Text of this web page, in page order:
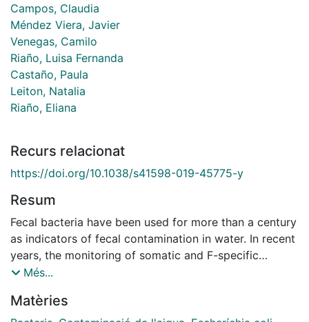
Campos, Claudia
Méndez Viera, Javier
Venegas, Camilo
Riaño, Luisa Fernanda
Castaño, Paula
Leiton, Natalia
Riaño, Eliana
Recurs relacionat
https://doi.org/10.1038/s41598-019-45775-y
Resum
Fecal bacteria have been used for more than a century
as indicators of fecal contamination in water. In recent
years, the monitoring of somatic and F-specific
coliphages has been gradually included in guidelines
reinforce water safety. The Escherichia coli host strain
Més...
Matèries